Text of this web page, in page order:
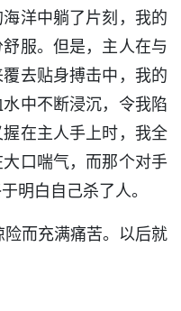
洋中躺了片刻，我的
服。但是，主人在与
去贴身搏击中，我的
中不断浸沉，令我陷
在主人手上时，我全
口喘气，而那个对手
明白自己杀了人。
而充满痛苦。以后就